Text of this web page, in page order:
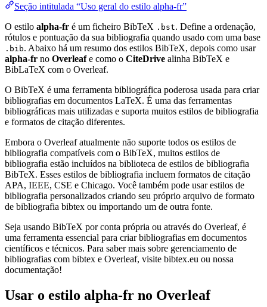
Seção intitulada “Uso geral do estilo alpha-fr”
O estilo alpha-fr é um ficheiro BibTeX .bst. Define a ordenação,
rótulos e pontuação da sua bibliografia quando usado com uma base
.bib. Abaixo há um resumo dos estilos BibTeX, depois como usar
alpha-fr no Overleafe como o CiteDrive alinha BibTeX e
BibLaTeX com o Overleaf.
O BibTeX é uma ferramenta bibliográfica poderosa usada para criar
bibliografias em documentos LaTeX. É uma das ferramentas
bibliográficas mais utilizadas e suporta muitos estilos de bibliografia
e formatos de citação diferentes.
Embora o Overleaf atualmente não suporte todos os estilos de
bibliografia compatíveis com o BibTeX, muitos estilos de
bibliografia estão incluídos na biblioteca de estilos de bibliografia
BibTeX. Esses estilos de bibliografia incluem formatos de citação
APA, IEEE, CSE e Chicago. Você também pode usar estilos de
bibliografia personalizados criando seu próprio arquivo de formato
de bibliografia bibtex ou importando um de outra fonte.
Seja usando BibTeX por conta própria ou através do Overleaf, é
uma ferramenta essencial para criar bibliografias em documentos
científicos e técnicos. Para saber mais sobre gerenciamento de
bibliografias com bibtex e Overleaf, visite bibtex.eu ou nossa
documentação!
Usar o estilo alpha-fr no Overleaf